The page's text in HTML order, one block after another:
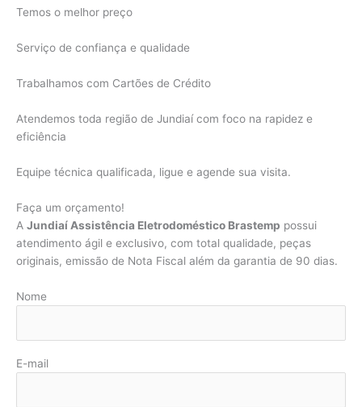
Temos o melhor preço
Serviço de confiança e qualidade
Trabalhamos com Cartões de Crédito
Atendemos toda região de Jundiaí com foco na rapidez e
eficiência
Equipe técnica qualificada, ligue e agende sua visita.
Faça um orçamento!
A Jundiaí Assistência Eletrodoméstico Brastemp possui
atendimento ágil e exclusivo, com total qualidade, peças
originais, emissão de Nota Fiscal além da garantia de 90 dias.
Nome
E-mail